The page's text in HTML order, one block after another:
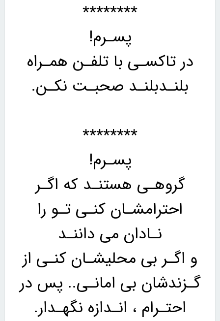
********
پسـرم!
در تاکسـی با تلفـن همـراه
بلنـدبلنـد صحبـت نکـن.
********
پسـرم!
گروهـی هستنـد که اگـر
احترامشـان کنـی تـو را
نـادان می داننـد
و اگـر بی محلیشـان کنـی از
گـزندشان بی امانـی.. پس در
احتـرام ، انـدازه نگهـدار.